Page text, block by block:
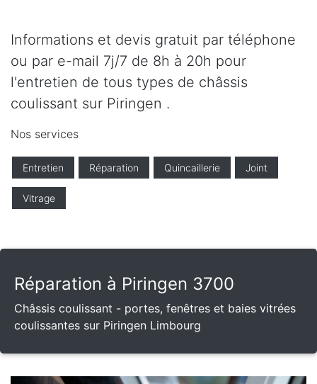
Informations et devis gratuit par téléphone
ou par e-mail 7j/7 de 8h à 20h pour
l'entretien de tous types de châssis
coulissant sur Piringen .
Nos services
Entretien Réparation Quincaillerie Joint
Vitrage
Réparation à Piringen 3700
Châssis coulissant - portes, fenêtres et baies vitrées
coulissantes sur Piringen Limbourg